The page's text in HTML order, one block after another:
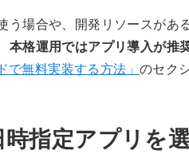
う場合や、開発リソースがあ
本格運用ではアプリ導入が推
で無料実装する方法」 のセク
指定アプリを